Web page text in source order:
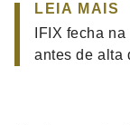
LEIA MAIS
IFIX fecha
antes de alta